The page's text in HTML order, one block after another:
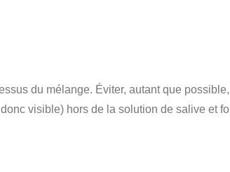
du mélange. Éviter, autant que
visible) hors de la solution de salive et